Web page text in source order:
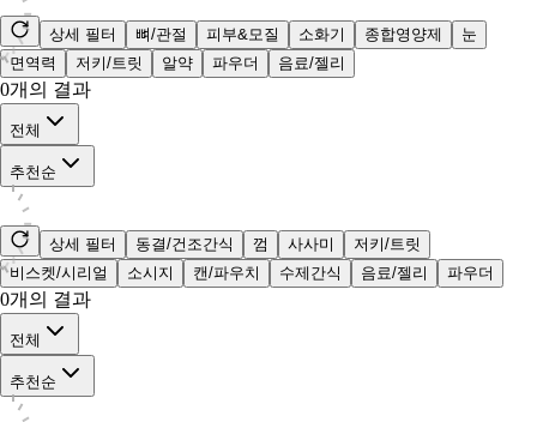
상세 필터 뼈/관절 피부&모질 소화기 종합영양제
눈
면역력
저키/트릿 알약 파우더 음료/젤리
0개의 결과
전체
추천순
상세 필터 동결/건조간식 껌 사사미
저키/트릿
비스켓/시리얼
소시지 캔/파우치 수제간식 음료/젤리 파우더
0개의 결과
전체
추천순